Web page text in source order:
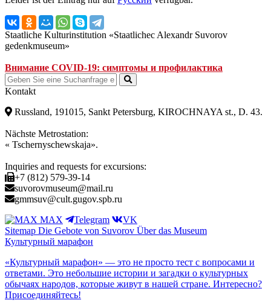
Staatliche Kulturinstitution «Staatlichec Alexandr Suvorov
gedenkmuseum»
Внимание COVID-19: симптомы и профилактика
Kontakt
Russland, 191015, Sankt Petersburg, KIROCHNAYA st., D. 43.
Nächste Metrostation:
« Tschernyschewskaja».
Inquiries and requests for excursions:
+7 (812) 579-39-14
suvorovmuseum@mail.ru
gmmsuv@cult.gugov.spb.ru
MAX
Telegram
VK
Sitemap Die Gebote von Suvorov Über das Museum
Культурный марафон
«Культурный марафон» — это не просто тест с вопросами и
ответами. Это небольшие истории и загадки о культурных
обычаях народов, которые живут в нашей стране. Интересно?
Присоединяйтесь!